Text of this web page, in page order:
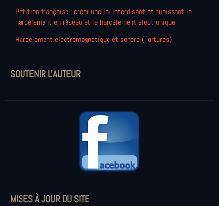
Pétition française : créer une loi interdisant et punissant le
harcèlement en réseau et le harcèlement électronique
Harcèlement electromagnétique et sonore (Tortures)
SOUTENIR L'AUTEUR
MISES À JOUR DU SITE